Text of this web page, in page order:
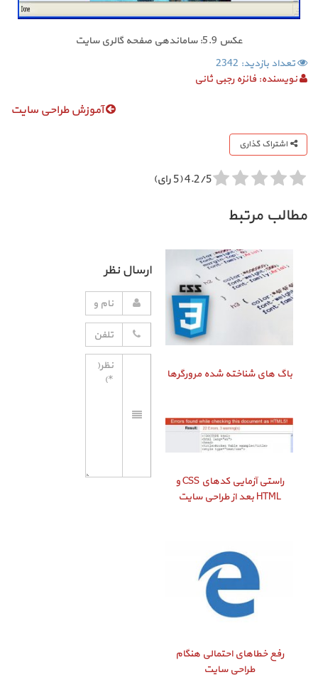
عکس 5.9: ساماندهی صفحه گالری سایت
تعداد بازدید: 2342
نویسنده: فائزه رجبی ثانی
آموزش طراحی سایت
اشتراک گذاری
4.2/5 (5 رای)
مطالب مرتبط
باگ‌ های شناخته شده مرورگرها
راستی‌ آزمایی کدهای CSS و
HTML بعد از طراحی سایت
رفع خطاهای احتمالی هنگام
طراحی سایت
ارسال نظر